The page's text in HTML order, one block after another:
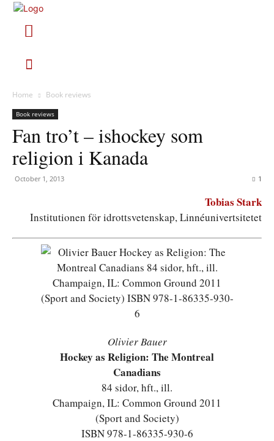
Home Book reviews
Book reviews
Fan tro’t – ishockey som
religion i Kanada
October 1, 2013 1
Tobias Stark
Institutionen för idrottsvetenskap, Linnéunivertsitetet
Olivier Bauer
Hockey as Religion: The Montreal
Canadians
84 sidor, hft., ill.
Champaign, IL: Common Ground 2011
(Sport and Society)
ISBN 978-1-86335-930-6